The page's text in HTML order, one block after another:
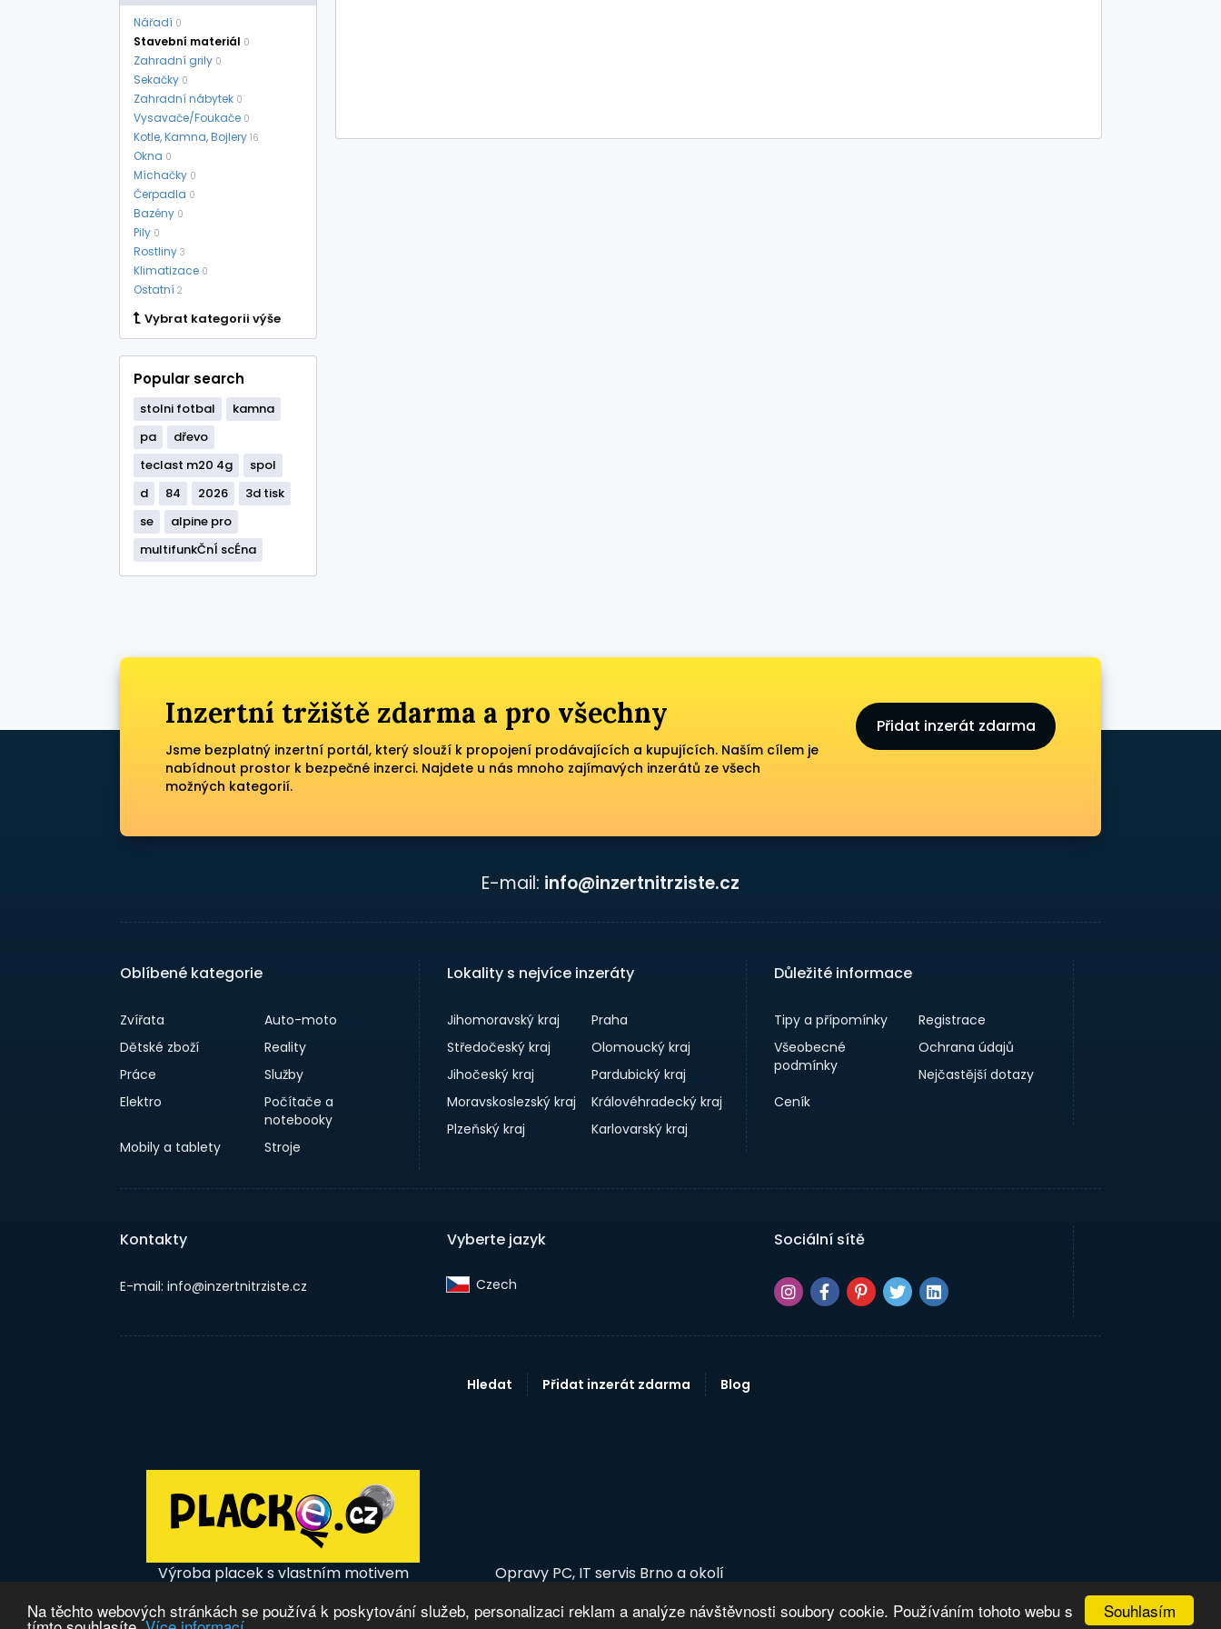
Souhlasím
Na těchto webových stránkách se používá k poskytování služeb, personalizaci reklam a analýze návštěvnosti soubory cookie. Používáním tohoto webu s
Nářadí 0
Stavební materiál 0
Zahradní grily 0
Sekačky 0
Zahradní nábytek 0
Vysavače/Foukače 0
Kotle, Kamna, Bojlery 16
Okna 0
Míchačky 0
Čerpadla 0
Bazény 0
Pily 0
Rostliny 3
Klimatizace 0
Ostatní 2
Vybrat kategorii výše
Popular search
stolni fotbal
kamna
pa
dřevo
teclast m20 4g
spol
d
84 2026
3d tisk
se
alpine pro
multifunkČnÍ scÉna
Inzertní tržiště zdarma a pro všechny
Jsme bezplatný inzertní portál, který slouží k propojení prodávajících a kupujících. Naším cílem je
nabídnout prostor k bezpečné inzerci. Najdete u nás mnoho zajímavých inzerátů ze všech
možných kategorií.
Přidat inzerát zdarma
E-mail: info@inzertnitrziste.cz
Oblíbené kategorie
Zvířata
Auto-moto
Dětské zboží
Reality
Práce
Služby
Elektro
Počítače a
notebooky
Mobily a tablety
Stroje
Lokality s nejvíce inzeráty
Jihomoravský kraj
Praha
Středočeský kraj
Olomoucký kraj
Jihočeský kraj
Pardubický kraj
Moravskoslezský kraj
Královéhradecký kraj
Plzeňský kraj
Karlovarský kraj
Důležité informace
Tipy a přípomínky
Registrace
Všeobecné
podmínky
Ochrana údajů
Nejčastější dotazy
Ceník
Kontakty
E-mail: info@inzertnitrziste.cz
Vyberte jazyk
Czech‎
Sociální sítě
Hledat Přidat inzerát zdarma Blog
Výroba placek s vlastním motivem Opravy PC, IT servis Brno a okolí
© 2026 InzertníTržiště - Inzerce, bazar